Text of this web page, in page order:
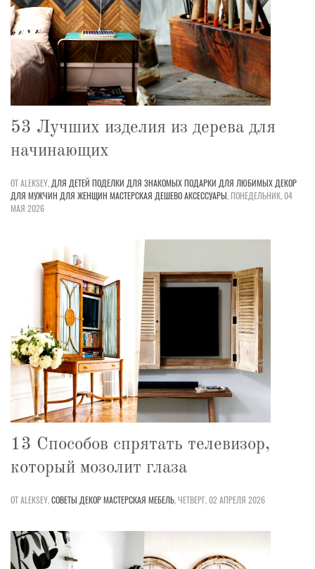
53 Лучших изделия из дерева для
начинающих
ОТ ALEKSEY, ДЛЯ ДЕТЕЙ ПОДЕЛКИ ДЛЯ ЗНАКОМЫХПОДАРКИ ДЛЯ ЛЮБИМЫХ ДЕКОР
ДЛЯ МУЖЧИН ДЛЯ ЖЕНЩИН МАСТЕРСКАЯ ДЕШЕВОАКСЕССУАРЫ,ПОНЕДЕЛЬНИК, 04
МАЯ 2026
13 Способов спрятать телевизор,
который мозолит глаза
ОТ ALEKSEY,СОВЕТЫ ДЕКОРМАСТЕРСКАЯ МЕБЕЛЬ,ЧЕТВЕРГ, 02 АПРЕЛЯ 2026